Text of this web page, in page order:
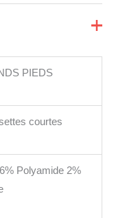
PIEDS
courtes
Polyamide 2%